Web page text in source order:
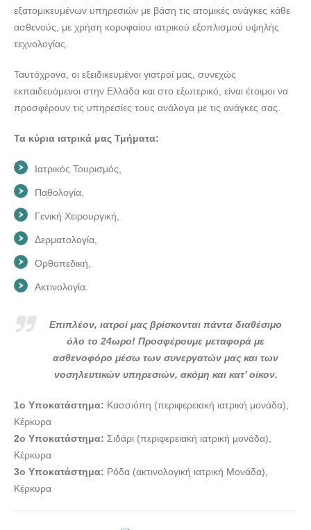
ΔΙΑΓΝΩΣΤΙΚΟ ΚΕΝΤΡΟ ΚΕΡΚΥΡΑ | MASTORAS
MEDICAL SERVICES --- doctors4u.gr
ΔΙΑΓΝΩΣΤΙΚΟ ΚΕΝΤΡΟ ΚΕΡΚΥΡΑ | MASTORAS
ΔΙΑΓΝΩΣΤΙΚΟ ΚΕΝΤΡΟ ΚΕΡΚΥΡΑ | MASTORAS
MEDICAL SERVICES --- doctors4u.gr
εξατομικευμένων υπηρεσιών με βάση τις ατομικές ανάγκες κάθε
ασθενούς, με χρήση κορυφαίου ιατρικού εξοπλισμού υψηλής
τεχνολογίας.
Ταυτόχρονα, οι εξειδικευμένοι γιατροί μας, συνεχώς
εκπαιδευόμενοι στην Ελλάδα και στο εξωτερικό, είναι έτοιμοι να
προσφέρουν τις υπηρεσίες τους ανάλογα με τις ανάγκες σας.
Τα κύρια ιατρικά μας Τμήματα:
Ιατρικός Τουρισμός,
Παθολογία,
Γενική Χειρουργική,
Δερματολογία,
Ορθοπεδική,
Ακτινολογία.
Επιπλέον, ιατροί μας βρίσκονται πάντα διαθέσιμο
όλο το 24ωρο! Προσφέρουμε μεταφορά με
ασθενοφόρο μέσω των συνεργατών μας και των
νοσηλευτικών υπηρεσιών, ακόμη και κατ’ οίκον.
1ο Υποκατάστημα: Κασσιόπη (περιφερειακή ιατρική μονάδα),
Κέρκυρα
2ο Υποκατάστημα: Σιδάρι (περιφερειακή ιατρική μονάδα),
Κέρκυρα
3ο Υποκατάστημα: Ρόδα (ακτινολογική ιατρική Μονάδα),
Κέρκυρα